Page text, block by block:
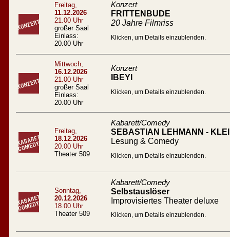
Freitag,
11.12.2026
21.00 Uhr
großer Saal
Einlass:
20.00 Uhr
Konzert
FRITTENBUDE
20 Jahre Filmriss
Klicken, um Details einzublenden.
Mittwoch,
16.12.2026
21.00 Uhr
großer Saal
Einlass:
20.00 Uhr
Konzert
IBEYI
Klicken, um Details einzublenden.
Freitag,
18.12.2026
20.00 Uhr
Theater 509
Kabarett/Comedy
SEBASTIAN LEHMANN -
Lesung & Comedy
Klicken, um Details einzublenden.
Sonntag,
20.12.2026
18.00 Uhr
Theater 509
Kabarett/Comedy
Selbstauslöser
Improvisiertes Theater deluxe
Klicken, um Details einzublenden.